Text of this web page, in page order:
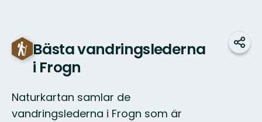
Bästa vandringslederna
i Frogn
Naturkartan samlar de
vandringslederna i Frogn som är
Dela